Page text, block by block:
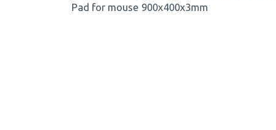
Pad for mouse 900x400x3mm